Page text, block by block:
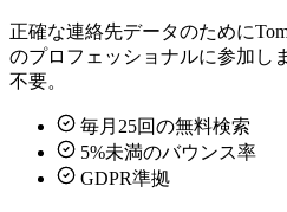
正確な連絡先データのために
のプロフェッショナルに参加し
不要。
毎月25回の無料検索
5%未満のバウンス率
GDPR準拠